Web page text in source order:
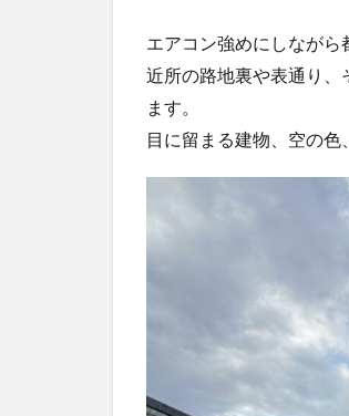
エアコン強めにしながら
近所の路地裏や表通り、
ます。
目に留まる建物、空の色